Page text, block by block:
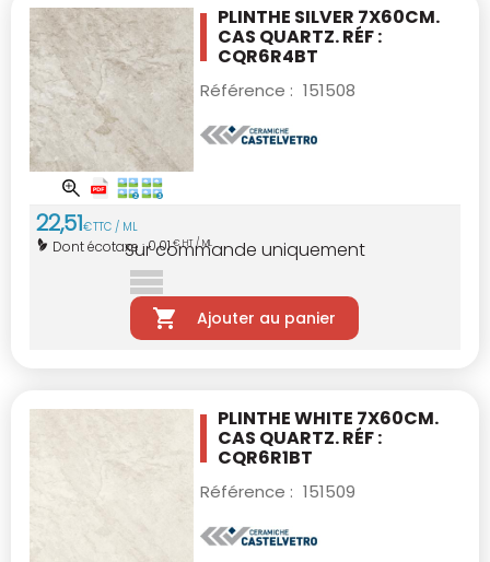
PLINTHE SILVER 7X60CM.
CAS QUARTZ. RÉF :
CQR6R4BT
Référence : 151508
22,51€TTC / ML
Dont écotaxe :0,01€ HT / ML
Sur commande uniquement
Ajouter au panier
PLINTHE WHITE 7X60CM.
CAS QUARTZ. RÉF :
CQR6R1BT
Référence : 151509